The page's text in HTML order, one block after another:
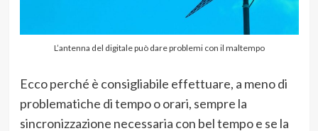
L’antenna del digitale può dare problemi con il maltempo
Ecco perché è consigliabile effettuare, a meno di
problematiche di tempo o orari, sempre la
sincronizzazione necessaria con bel tempo e se la